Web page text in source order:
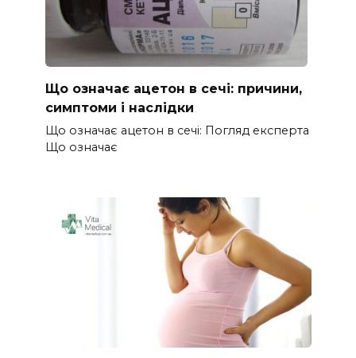
Що означає ацетон в сечі: причини,
симптоми і наслідки
Що означає ацетон в сечі: Погляд експерта
Що означає